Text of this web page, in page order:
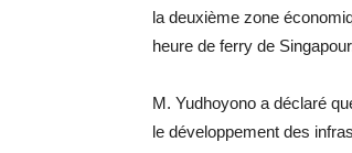
la deuxième zone
heure de ferry de
M. Yudhoyono a déclaré
le développement des